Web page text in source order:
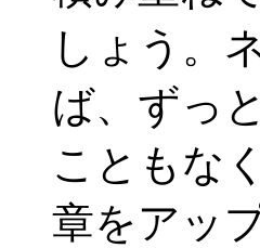
しょう。
ば、ずっ
こともな
章をアッ